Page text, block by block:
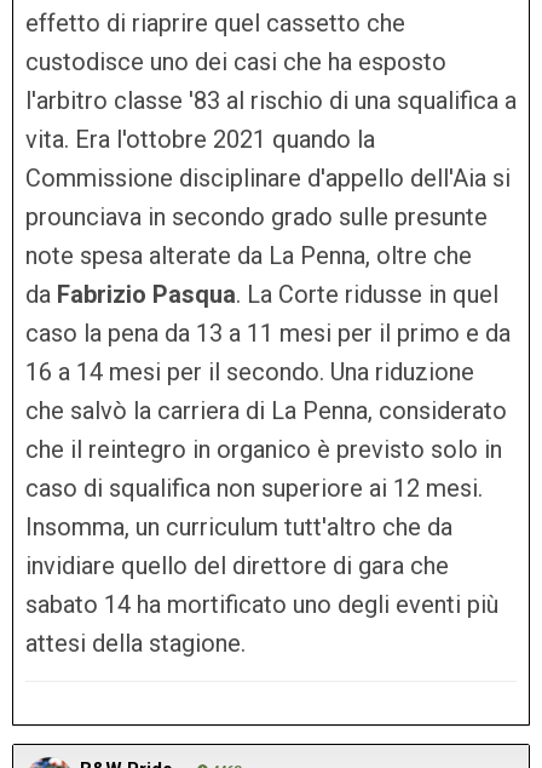
effetto di riaprire quel cassetto che
custodisce uno dei casi che ha esposto
l'arbitro classe '83 al rischio di una squalifica a
vita. Era l'ottobre 2021 quando la
Commissione disciplinare d'appello dell'Aia si
prounciava in secondo grado sulle presunte
note spesa alterate da La Penna, oltre che
da Fabrizio Pasqua. La Corte ridusse in quel
caso la pena da 13 a 11 mesi per il primo e da
16 a 14 mesi per il secondo. Una riduzione
che salvò la carriera di La Penna, considerato
che il reintegro in organico è previsto solo in
caso di squalifica non superiore ai 12 mesi.
Insomma, un curriculum tutt'altro che da
invidiare quello del direttore di gara che
sabato 14 ha mortificato uno degli eventi più
attesi della stagione.